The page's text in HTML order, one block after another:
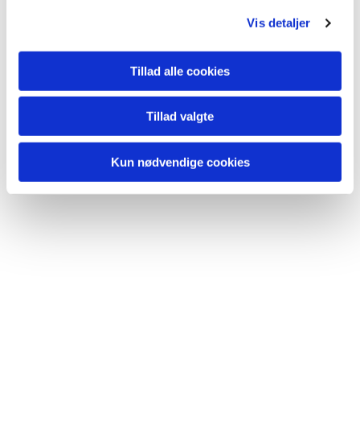
Vis detaljer
Tillad alle cookies
Tillad valgte
Kun nødvendige cookies
Du vil måske også kunne lide...